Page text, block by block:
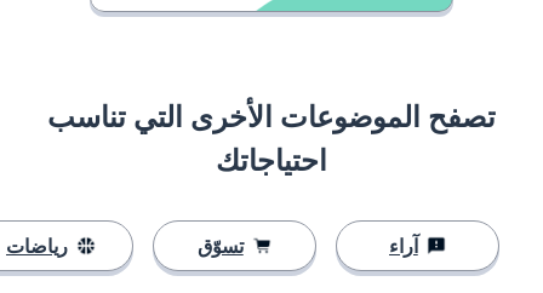
تصفح الموضوعات الأخرى التي تناسب
احتياجاتك
آراء تسوّق رياضات